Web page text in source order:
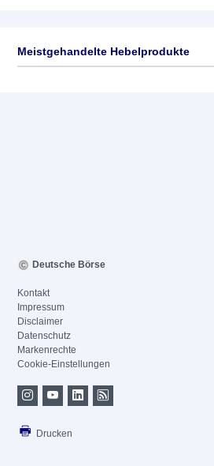
Meistgehandelte Hebelprodukte
Deutsche Börse
Kontakt
Impressum
Disclaimer
Datenschutz
Markenrechte
Cookie-Einstellungen
Drucken